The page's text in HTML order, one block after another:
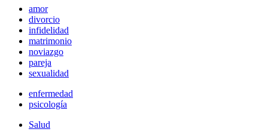
amor
divorcio
infidelidad
matrimonio
noviazgo
pareja
sexualidad
enfermedad
psicología
Salud